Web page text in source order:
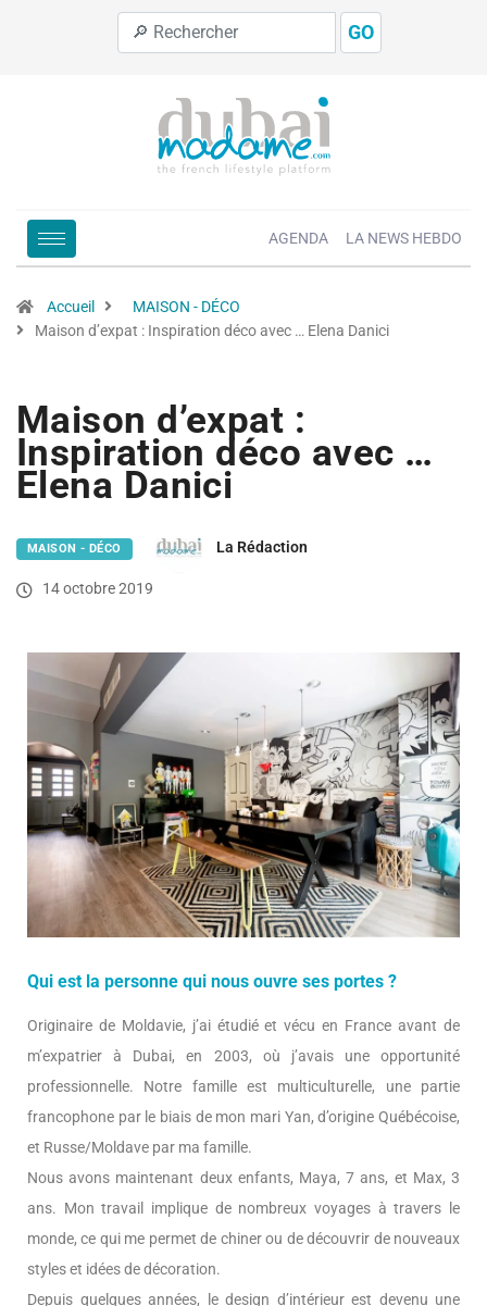
GO
AGENDA LA NEWS HEBDO
Accueil
MAISON - DÉCO
Maison d’expat : Inspiration déco avec … Elena Danici
Maison d’expat :
Inspiration déco avec …
Elena Danici
MAISON - DÉCO La Rédaction
14 octobre 2019
Qui est la personne qui nous ouvre ses portes ?
Originaire de Moldavie, j’ai étudié et vécu en France avant de
m’expatrier à Dubai, en 2003, où j’avais une opportunité
professionnelle. Notre famille est multiculturelle, une partie
francophone par le biais de mon mari Yan, d’origine Québécoise,
et Russe/Moldave par ma famille.
Nous avons maintenant deux enfants, Maya, 7 ans, et Max, 3
ans. Mon travail implique de nombreux voyages à travers le
monde, ce qui me permet de chiner ou de découvrir de nouveaux
styles et idées de décoration.
Depuis quelques années, le design d’intérieur est devenu une